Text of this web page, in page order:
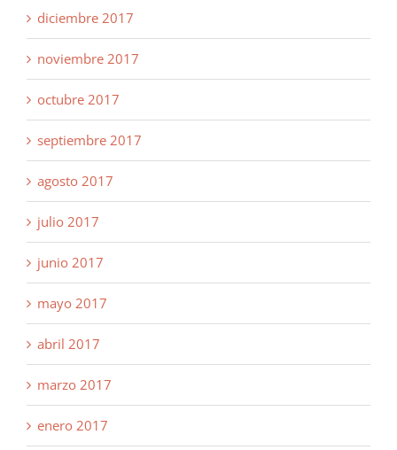
diciembre 2017
noviembre 2017
octubre 2017
septiembre 2017
agosto 2017
julio 2017
junio 2017
mayo 2017
abril 2017
marzo 2017
enero 2017